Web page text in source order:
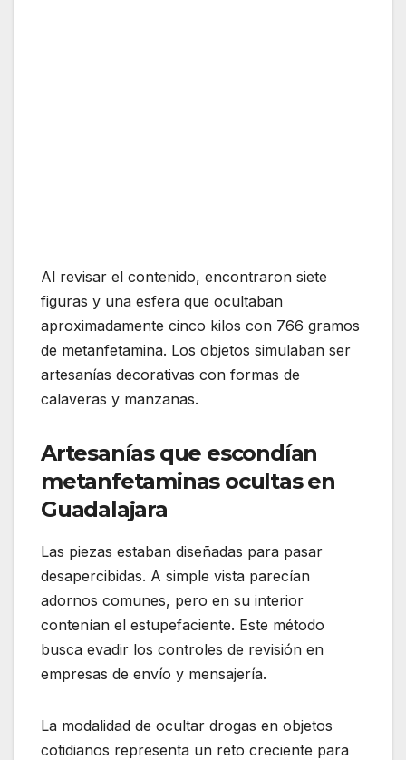
Al revisar el contenido, encontraron siete
figuras y una esfera que ocultaban
aproximadamente cinco kilos con 766 gramos
de metanfetamina. Los objetos simulaban ser
artesanías decorativas con formas de
calaveras y manzanas.
Artesanías que escondían
metanfetaminas ocultas en
Guadalajara
Las piezas estaban diseñadas para pasar
desapercibidas. A simple vista parecían
adornos comunes, pero en su interior
contenían el estupefaciente. Este método
busca evadir los controles de revisión en
empresas de envío y mensajería.
La modalidad de ocultar drogas en objetos
cotidianos representa un reto creciente para